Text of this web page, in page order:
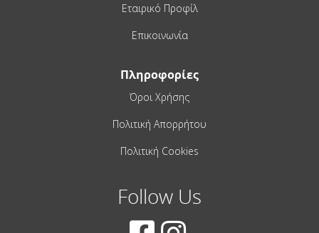
Εταιρικό Προφίλ
Επικοινωνία
Πληροφορίες
Όροι Χρήσης
Πολιτική Απορρήτου
Πολιτική Cookies
Follow Us